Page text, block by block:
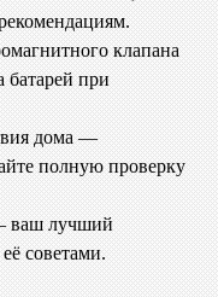
клапана
батарей при
дома —
полную проверку
ваш лучший
советами.